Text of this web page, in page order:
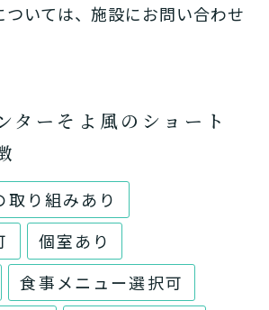
いては、施設にお問い合わせ
ターそよ風のショート
取り組みあり
個室あり
食事メニュー選択可